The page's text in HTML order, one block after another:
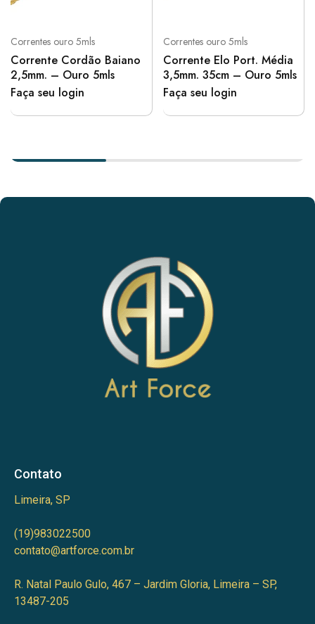
Correntes ouro 5mls
Corrente Cordão Baiano
2,5mm. – Ouro 5mls
Faça seu login
Correntes ouro 5mls
Corrente Elo Port. Média
3,5mm. 35cm – Ouro 5mls
Faça seu login
Contato
Limeira, SP
(19)983022500
contato@artforce.com.br
R. Natal Paulo Gulo, 467 – Jardim Gloria, Limeira – SP,
13487-205